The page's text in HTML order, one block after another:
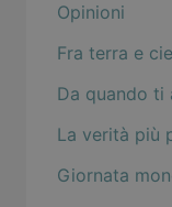
Opinioni
Fra terra e
Da quando ti
La verità più
Giornata